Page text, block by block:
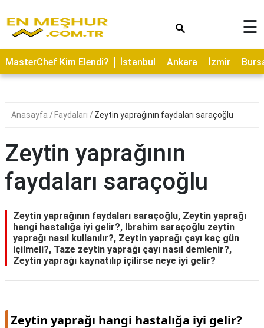
ASTROLOJİ
SAĞLIK
YERLER
BAKIMI
KAMP
ALANLARI
HAMİLELİK
☰
MasterChef Kim Elendi? İstanbul Ankara İzmir
Anasayfa Faydaları Zeytin yaprağının faydaları saraçoğlu
Zeytin yaprağının
faydaları saraçoğlu
Zeytin yaprağının faydaları saraçoğlu, Zeytin yaprağı
hangi hastalığa iyi gelir?, Ibrahim saraçoğlu zeytin
yaprağı nasıl kullanılır?, Zeytin yaprağı çayı kaç gün
içilmeli?, Taze zeytin yaprağı çayı nasıl demlenir?,
Zeytin yaprağı kaynatılıp içilirse neye iyi gelir?
Zeytin yaprağı hangi hastalığa iyi gelir?